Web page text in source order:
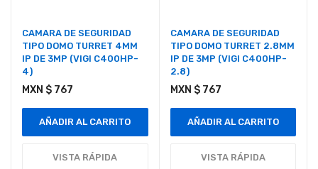
CAMARA DE SEGURIDAD
TIPO DOMO TURRET 4MM
IP DE 3MP (VIGI C400HP-
4)
MXN $ 767
AÑADIR AL CARRITO
VISTA RÁPIDA
CAMARA DE SEGURIDAD
TIPO DOMO TURRET 2.8MM
IP DE 3MP (VIGI C400HP-
2.8)
MXN $ 767
AÑADIR AL CARRITO
VISTA RÁPIDA